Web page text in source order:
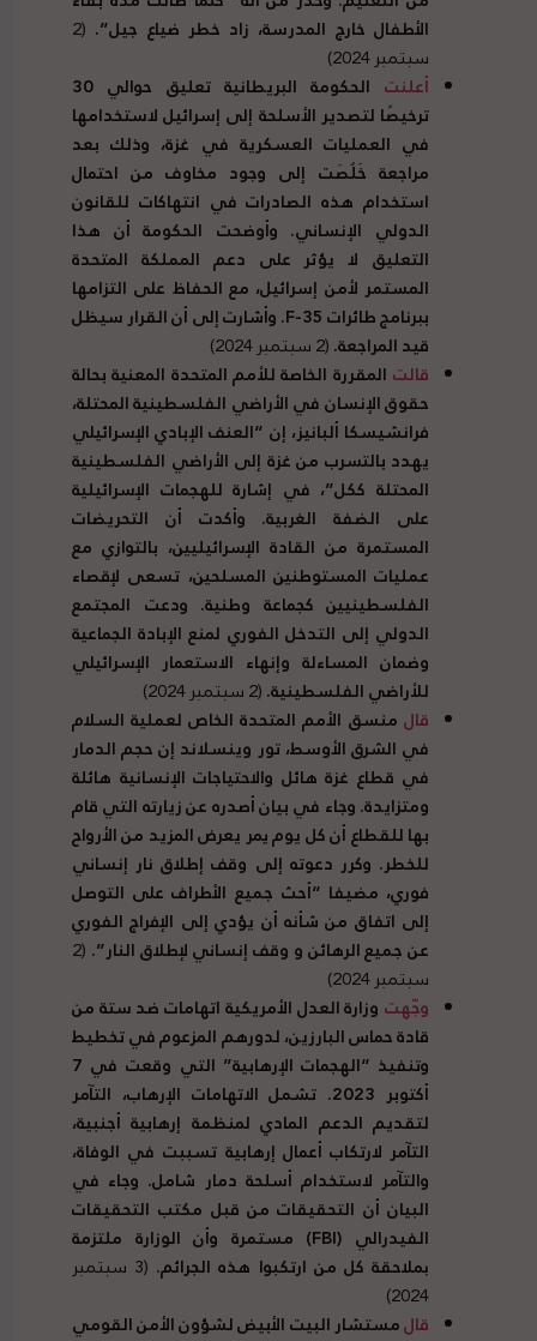
الأطفال خارج المدرسة، زاد خطر ضياع جيل”. (2
سبتمبر 2024)
أعلنت
الحكومة البريطانية تعليق حوالي 30
ترخيصًا لتصدير الأسلحة إلى إسرائيل لاستخدامها
في العمليات العسكرية في غزة، وذلك بعد
مراجعة خَلُصَت إلى وجود مخاوف من احتمال
استخدام هذه الصادرات في انتهاكات للقانون
الدولي الإنساني. وأوضحت الحكومة أن هذا
التعليق لا يؤثر على دعم المملكة المتحدة
المستمر لأمن إسرائيل، مع الحفاظ على التزامها
ببرنامج طائراتF-35. وأشارت إلى أن القرار سيظل
قيد المراجعة.(2 سبتمبر 2024)
قالت المقررة الخاصة للأمم المتحدة المعنية بحالة
حقوق الإنسان في الأراضي الفلسطينية المحتلة،
فرانشيسكا ألبانيز، إن “العنف الإبادي الإسرائيلي
يهدد بالتسرب من غزة إلى الأراضي الفلسطينية
المحتلة ككل”، في إشارة للهجمات الإسرائيلية
على الضفة الغربية. وأكدت أن التحريضات
المستمرة من القادة الإسرائيليين، بالتوازي مع
عمليات المستوطنين المسلحين، تسعى لإقصاء
الفلسطينيين كجماعة وطنية. ودعت المجتمع
الدولي إلى التدخل الفوري لمنع الإبادة الجماعية
وضمان المساءلة وإنهاء الاستعمار الإسرائيلي
للأراضي الفلسطينية.(2 سبتمبر 2024)
قال منسق الأمم المتحدة الخاص لعملية السلام
في الشرق الأوسط، تور وينسلاند إن حجم الدمار
في قطاع غزة هائل والاحتياجات الإنسانية هائلة
ومتزايدة. وجاء في بيان أصدره عن زيارته التي قام
بها للقطاع أن كل يوم يمر يعرض المزيد من الأرواح
للخطر. وكرر دعوته إلى وقف إطلاق نار إنساني
فوري، مضيفا “أحث جميع الأطراف على التوصل
إلى اتفاق من شأنه أن يؤدي إلى الإفراج الفوري
عن جميع الرهائن و وقف إنساني لإطلاق النار”. (2
سبتمبر 2024)
وجّهت وزارة العدل الأمريكية اتهامات ضد ستة من
قادة حماس البارزين، لدورهم المزعوم في تخطيط
وتنفيذ “الهجمات الإرهابية” التي وقعت في 7
أكتوبر 2023. تشمل الاتهامات الإرهاب، التآمر
لتقديم الدعم المادي لمنظمة إرهابية أجنبية،
التآمر لارتكاب أعمال إرهابية تسببت في الوفاة،
والتآمر لاستخدام أسلحة دمار شامل. وجاء في
البيان أن التحقيقات من قبل مكتب التحقيقات
الفيدرالي (FBI) مستمرة وأن الوزارة ملتزمة
بملاحقة كل من ارتكبوا هذه الجرائم.
(3 سبتمبر
2024)
قالمستشار البيت الأبيض لشؤون الأمن القومي